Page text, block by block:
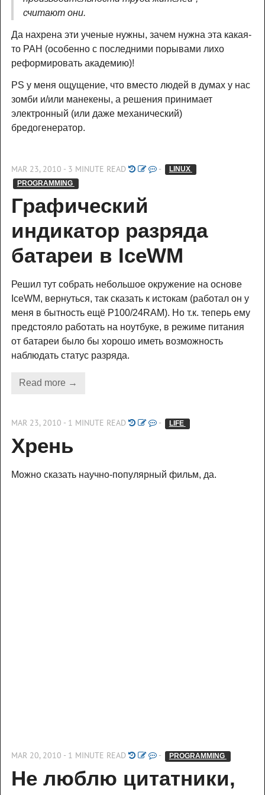
считают они.
Да нахрена эти ученые нужны, зачем нужна эта какая-
то РАН (особенно с последними порывами лихо
реформировать академию)!
PS у меня ощущение, что вместо людей в думах у нас
зомби и/или манекены, а решения принимает
электронный (или даже механический)
бредогенератор.
MAR 23, 2010 - 3 MINUTE READ -
LINUX
PROGRAMMING
Графический
индикатор разряда
батареи в IceWM
Решил тут собрать небольшое окружение на основе
IceWM, вернуться, так сказать к истокам (работал он у
меня в бытность ещё P100/24RAM). Но т.к. теперь ему
предстояло работать на ноутбуке, в режиме питания
от батареи было бы хорошо иметь возможность
наблюдать статус разряда.
Read more →
MAR 23, 2010 - 1 MINUTE READ - LIFE
Хрень
Можно сказать научно-популярный фильм, да.
MAR 20, 2010 - 1 MINUTE READ - PROGRAMMING
Не люблю цитатники,